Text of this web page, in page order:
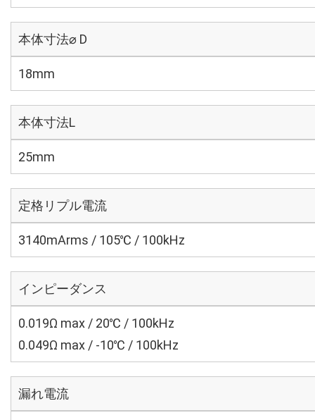
本体寸法⌀ D
18mm
本体寸法L
25mm
定格リプル電流
3140mArms / 105℃ / 100kHz
インピーダンス
0.019Ω max / 20℃ / 100kHz
0.049Ω max / -10℃ / 100kHz
漏れ電流